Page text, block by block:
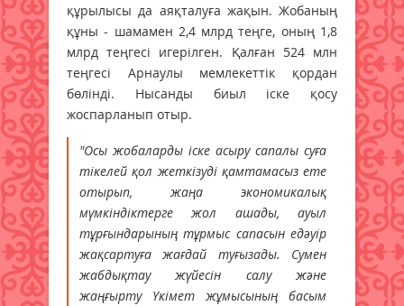
құрылысы да аяқталуға жақын. Жобаның
құны - шамамен 2,4 млрд теңге, оның 1,8
млрд теңгесі игерілген. Қалған 524 млн
теңгесі Арнаулы мемлекеттік қордан
бөлінді. Нысанды биыл іске қосу
жоспарланып отыр.
"Осы жобаларды іске асыру сапалы суға
тікелей қол жеткізуді қамтамасыз ете
отырып, жаңа экономикалық
мүмкіндіктерге жол ашады, ауыл
тұрғындарының тұрмыс сапасын едәуір
жақсартуға жағдай туғызады. Сумен
жабдықтау жүйесін салу және
жаңғырту Үкімет жұмысының басым